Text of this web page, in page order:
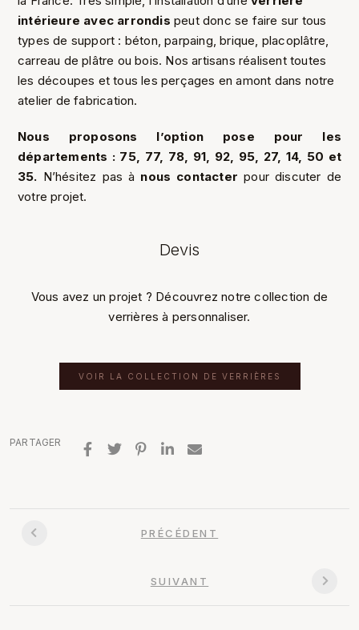
intérieure avec arrondis peut donc se faire sur tous
types de support : béton, parpaing, brique, placoplâtre,
carreau de plâtre ou bois. Nos artisans réalisent toutes
les découpes et tous les perçages en amont dans notre
atelier de fabrication.
Nous proposons l’option pose pour les
départements : 75, 77, 78, 91, 92, 95, 27, 14, 50 et
35. N’hésitez pas à nous contacter pour discuter de
votre projet.
Devis
Vous avez un projet ? Découvrez notre collection de
verrières à personnaliser.
VOIR LA COLLECTION DE VERRIÈRES
PARTAGER
PRÉCÉDENT
SUIVANT